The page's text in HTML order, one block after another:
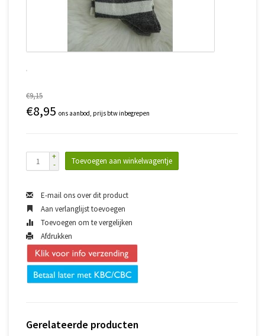
€9,15
€8,95 ons aanbod, prijs btw inbegrepen
+
-
Toevoegen aan winkelwagentje
E-mail ons over dit product
Aan verlanglijst toevoegen
Toevoegen om te vergelijken
Afdrukken
Gerelateerde producten